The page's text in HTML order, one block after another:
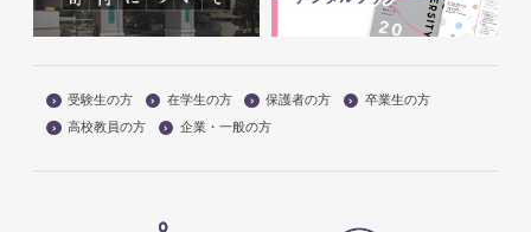
受験生の方 在学生の方 保護者の方
卒業生の方
高校教員の方
企業・一般の方